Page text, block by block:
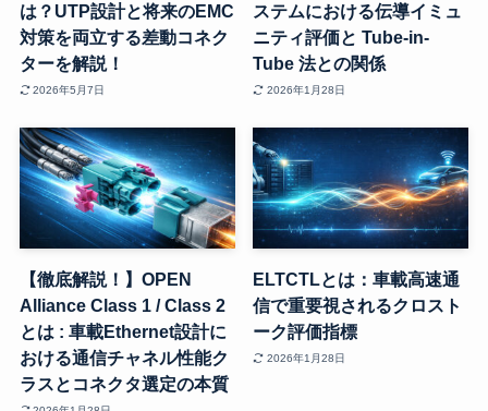
は？UTP設計と将来のEMC
対策を両立する差動コネク
ターを解説！
2026年5月7日
ステムにおける伝導イミュ
ニティ評価と Tube-in-
Tube 法との関係
2026年1月28日
【徹底解説！】OPEN
Alliance Class 1 / Class 2
とは : 車載Ethernet設計に
おける通信チャネル性能ク
ラスとコネクタ選定の本質
ELTCTLとは：車載高速通
信で重要視されるクロスト
ーク評価指標
2026年1月28日